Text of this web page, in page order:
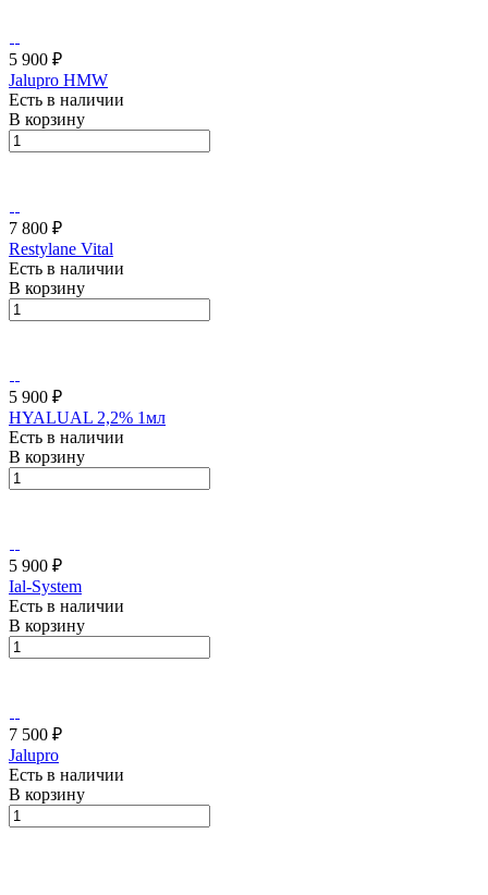
5 900 ₽
Jalupro HMW
Есть в наличии
В корзину
7 800 ₽
Restylane Vital
Есть в наличии
В корзину
5 900 ₽
HYALUAL 2,2% 1мл
Есть в наличии
В корзину
5 900 ₽
Ial-System
Есть в наличии
В корзину
7 500 ₽
Jalupro
Есть в наличии
В корзину